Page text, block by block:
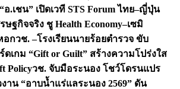
“อ.เชน” เปิดเวที STS Forum ไทย–ญี่ปุ่น
ษฐกิจจริง ชู Health Economy–เซมิ
อกวช. –โรงเรียนนายร้อยตำรวจ ขับ
เกม “Gift or Guilt” สร้างความโปร่งใส
Policyวช. จับมือระนอง โชว์โดรนแปร
าน “อาบน้ำแร่แลระนอง 2569” ดัน